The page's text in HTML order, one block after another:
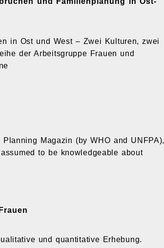
in Ost und West – Zwei Kulturen, zwei
der Arbeitsgruppe Frauen und
Magazin (by WHO and UNFPA),
to be knowledgeable about
und quantitative Erhebung.